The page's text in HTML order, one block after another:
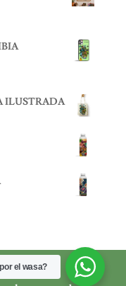
ILUSTRADA
el wasa?